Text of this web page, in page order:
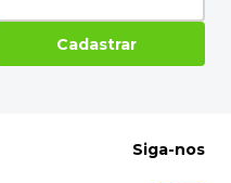
Cadastrar
Siga-nos